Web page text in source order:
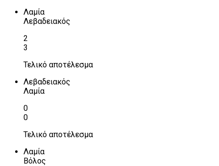
Λαμία
Λεβαδειακός
2
3
Τελικό αποτέλεσμα
Λεβαδειακός
Λαμία
0
0
Τελικό αποτέλεσμα
Λαμία
Βόλος